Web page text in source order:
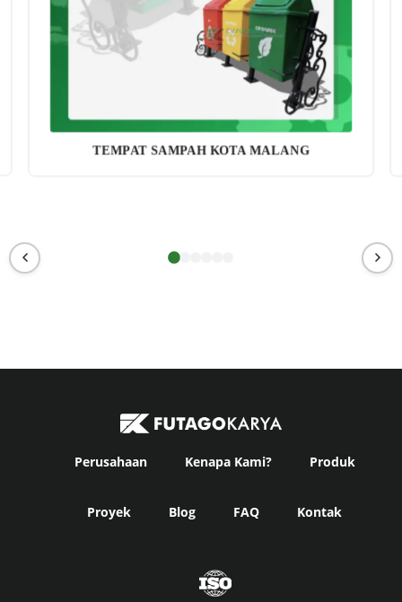
TEMPAT SAMPAH KOTA MALANG
Perusahaan Kenapa Kami? Produk
Proyek Blog FAQ Kontak